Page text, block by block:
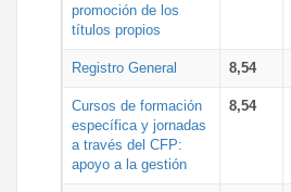
promoción de los
títulos propios
Registro General 8,54
Cursos de formación
específica y jornadas
a través del CFP:
apoyo a la gestión
8,54